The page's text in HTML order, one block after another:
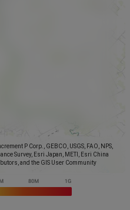
P Corp., GEBCO, USGS, FAO, NPS,
Survey, Esri Japan, METI, Esri China
and the GIS User Community